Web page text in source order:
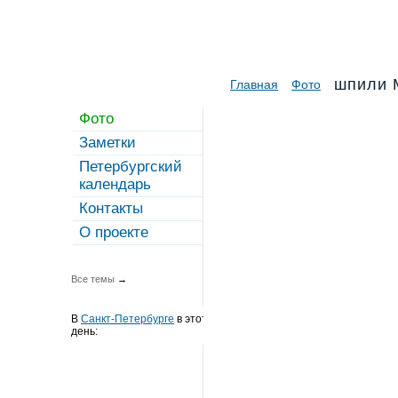
Фото
Заметки
Петербургский
календарь
Контакты
О проекте
Все темы →
В Санкт-Петербурге в этот
день:
Главная Фото шпили